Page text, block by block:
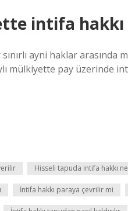
intifa
ayni haklar
mülkiyette pay üzerinde
Hisseli tapuda intifa hakkı
İntifa hakkı paraya çevrilir mi